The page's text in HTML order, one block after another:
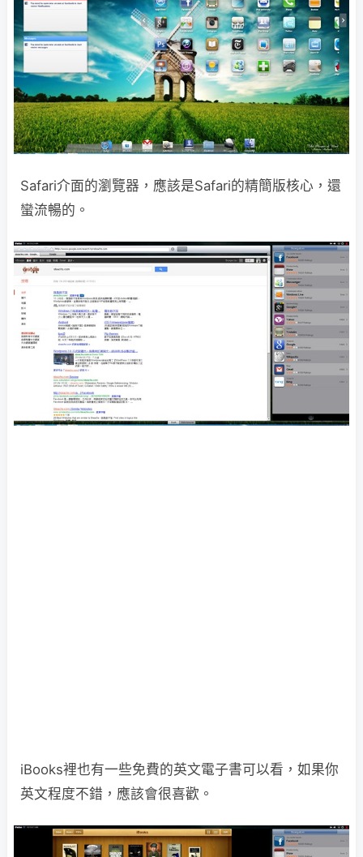
Safari介面的瀏覽器，應該是Safari的精簡版核心，還
蠻流暢的。
iBooks裡也有一些免費的英文電子書可以看，如果你
英文程度不錯，應該會很喜歡。